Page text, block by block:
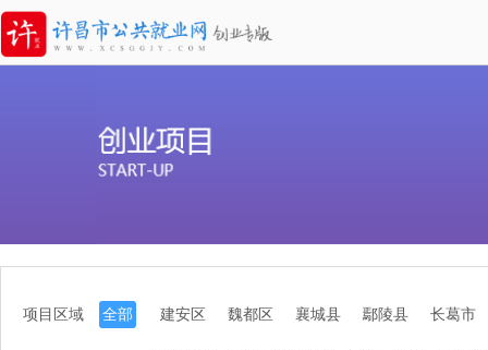
项目区域 全部 建安区 魏都区 襄城县 鄢陵县 长葛市